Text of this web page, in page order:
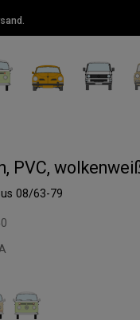
PVC,
08/63-79